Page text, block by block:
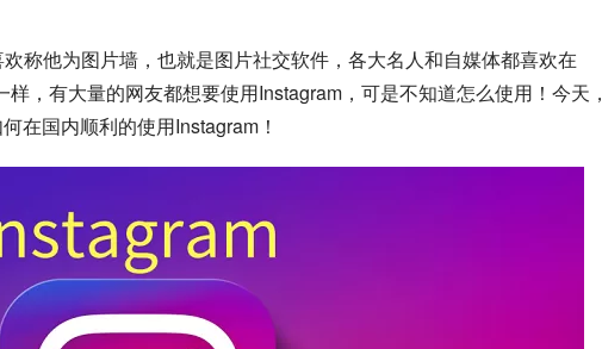
称他为图片墙，也就是图片社交软件，各大名人和自媒体都喜欢在
，有大量的网友都想要使用Instagram，可是不知道怎么使用！今天，
在国内顺利的使用Instagram！